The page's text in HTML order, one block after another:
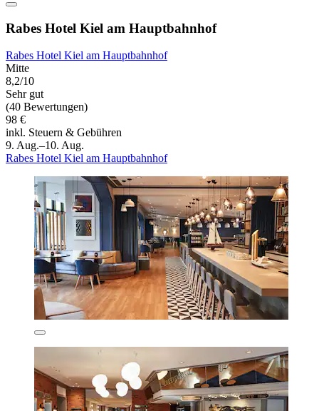
Rabes Hotel Kiel am Hauptbahnhof
Rabes Hotel Kiel am Hauptbahnhof
Mitte
8,2/10
Sehr gut
(40 Bewertungen)
98 €
inkl. Steuern & Gebühren
9. Aug.–10. Aug.
Rabes Hotel Kiel am Hauptbahnhof